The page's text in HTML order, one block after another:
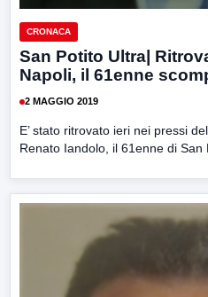
CRONACA
San Potito Ultra|
Napoli, il 61enne
2 MAGGIO 2019
E’ stato ritrovato ieri nei pressi
Renato Iandolo, il 61enne di San